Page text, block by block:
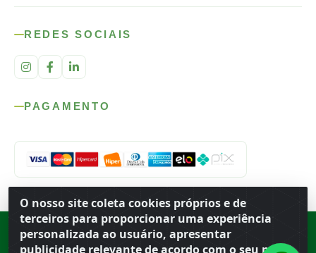
O nosso site coleta cookies próprios e de
terceiros para proporcionar uma experiência
personalizada ao usuário, apresentar
publicidade relevante de acordo com o seu perfil
REDES SOCIAIS
PAGAMENTO
Rod. SP-215, s/n, km 98 — Área Rural ·Porto Ferreira SP
13.669-899 · CNPJ 56.679.863/0001-91